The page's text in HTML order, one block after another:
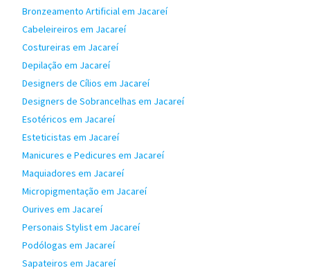
Bronzeamento Artificial em Jacareí
Cabeleireiros em Jacareí
Costureiras em Jacareí
Depilação em Jacareí
Designers de Cílios em Jacareí
Designers de Sobrancelhas em Jacareí
Esotéricos em Jacareí
Esteticistas em Jacareí
Manicures e Pedicures em Jacareí
Maquiadores em Jacareí
Micropigmentação em Jacareí
Ourives em Jacareí
Personais Stylist em Jacareí
Podólogas em Jacareí
Sapateiros em Jacareí